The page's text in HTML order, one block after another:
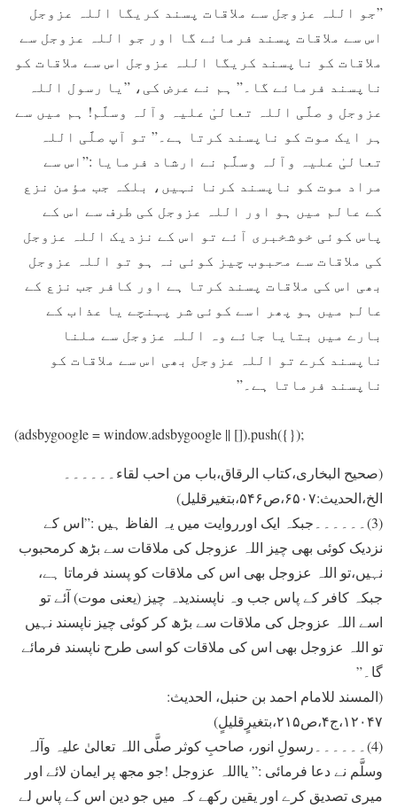
”جو اللہ عزوجل سے ملاقات پسند کریگا اللہ عزوجل
اس سے ملاقات پسند فرمائے گا اور جو اللہ عزوجل سے
ملاقات کو ناپسند کریگا اللہ عزوجل اس سے ملاقات کو
ناپسند فرمائے گا۔” ہم نے عرض کی، ”يا رسول اللہ
عزوجل و صلَّی اللہ تعالیٰ علیہ وآلہ وسلَّم! ہم ميں سے
ہر ايک موت کو ناپسند کرتا ہے۔” تو آپ صلَّی اللہ
تعالیٰ علیہ وآلہ وسلَّم نے ارشاد فرمایا :”اس سے
مراد موت کو ناپسند کرنا نہيں، بلکہ جب مؤمن نزع
کے عالم ميں ہو اور اللہ عزوجل کی طرف سے اس کے
پاس کوئی خوشخبری آئے تو اس کے نزديک اللہ عزوجل
کی ملاقات سے محبوب چیز کوئی نہ ہو تو اللہ عزوجل
بھی اس کی ملاقات پسند کرتا ہے اور کافر جب نزع کے
عالم ميں ہو پھر اسے کوئی شر پہنچے يا عذاب کے
بارے ميں بتايا جائے وہ اللہ عزوجل سے ملنا
ناپسند کرے تو اللہ عزوجل بھی اس سے ملاقات کو
ناپسند فرماتا ہے۔”
(adsbygoogle = window.adsbygoogle || []).push({});
(صحیح البخاری،کتاب الرقاق،باب من احب لقاء۔۔۔۔۔۔
الخ،الحدیث:۶۵۰۷،ص۵۴۶،بتغیرقلیل)
(3)۔۔۔۔۔۔جبکہ ایک اورروایت میں یہ الفاظ ہیں :”اس کے
نزدیک کوئی بھی چیز اللہ عزوجل کی ملاقات سے بڑھ کرمحبوب
نہیں،تو اللہ عزوجل بھی اس کی ملاقات کو پسند فرماتا ہے،
جبکہ کافر کے پاس جب وہ ناپسندیدہ چیز (یعنی موت) آئے تو
اسے اللہ عزوجل کی ملاقات سے بڑھ کر کوئی چیز ناپسند نہیں
تو اللہ عزوجل بھی اس کی ملاقات کو اسی طرح ناپسند فرمائے
گا۔”
(المسند للامام احمد بن حنبل، الحدیث:
۱۲۰۴۷،ج۴،ص۲۱۵،بتغیرٍقلیلٍ)
(4)۔۔۔۔۔۔رسولِ انور، صاحبِ کوثر صلَّی اللہ تعالیٰ علیہ وآلہ
وسلَّم نے دعا فرمائی :” یااللہ عزوجل !جو مجھ پر ايمان لائے اور
ميری تصديق کرے اور یقین رکھے کہ ميں جو دين اس کے پاس لے